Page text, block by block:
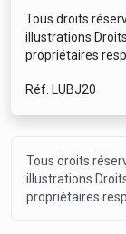
Tous droits
illustrations
propriétaires
Réf. LUBJ20
Tous droits
illustrations
propriétaires